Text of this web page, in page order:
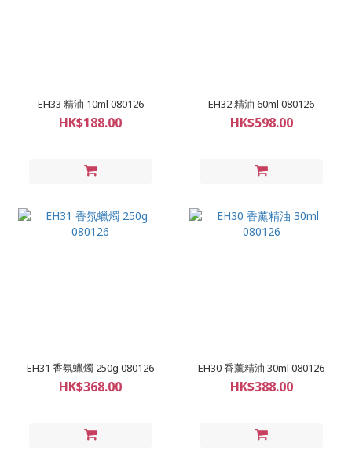
EH33 精油 10ml 080126
HK$188.00
EH32 精油 60ml 080126
HK$598.00
EH31 香氛蠟燭 250g 080126
HK$368.00
EH30 香薰精油 30ml 080126
HK$388.00